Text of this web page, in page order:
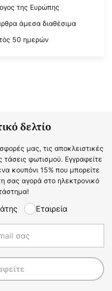
της Ευρώπης
άμεσα διαθέσιμα
50 ημερών
δελτίο
μας, τις αποκλειστικές
τάσεις φωτισμού. Εγγραφείτε
κουπόνι 15% που μπορείτε
σας αγορά στο ηλεκτρονικό
Εταιρεία